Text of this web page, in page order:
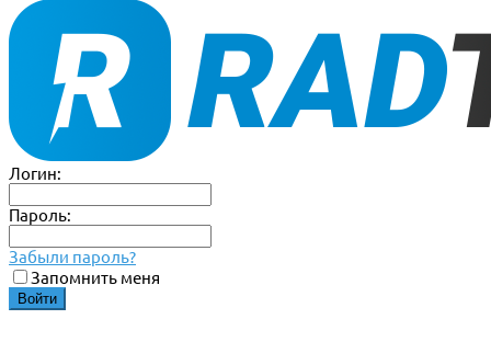
Логин:
Пароль:
Забыли пароль?
Запомнить меня